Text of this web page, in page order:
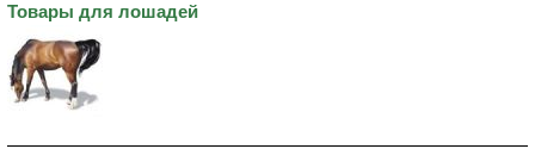
Товары для лошадей